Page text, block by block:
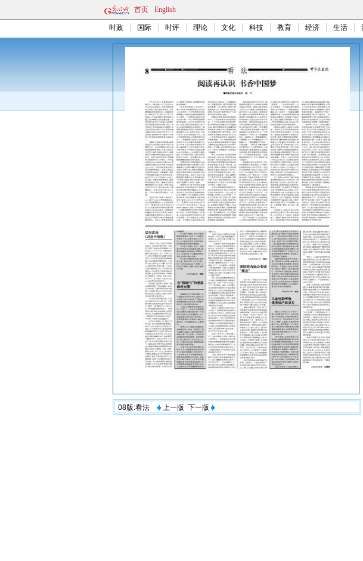
首页 English
时政 国际 时评 理论 文化 科技 教育 经济 生活
08版:看法 上一版 下一版